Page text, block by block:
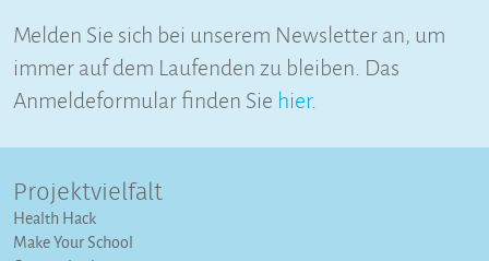
Melden Sie sich bei unserem Newsletter an, um
immer auf dem Laufenden zu bleiben. Das
Anmeldeformular finden Sie hier.
Projektvielfalt
Health Hack
Make Your School